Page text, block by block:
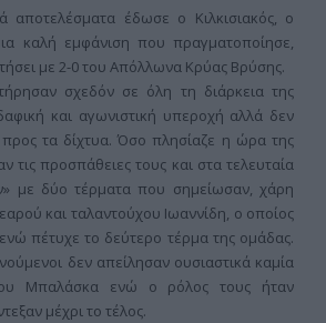
αποτελέσματα έδωσε ο Κιλκισιακός, ο
καλή εμφάνιση που πραγματοποίησε,
με 2-0 του Απόλλωνα Κρύας Βρύσης.
σχεδόν σε όλη τη διάρκεια της
και αγωνιστική υπεροχή αλλά δεν
τα δίχτυα. Όσο πλησίαζε η ώρα της
τις προσπάθειες τους και στα τελευταία
με δύο τέρματα που σημείωσαν, χάρη
και ταλαντούχου Ιωαννίδη, ο οποίος
πέτυχε το δεύτερο τέρμα της ομάδας.
δεν απείλησαν ουσιαστικά καμία
Μπαλάσκα ενώ ο ρόλος τους ήταν
μέχρι το τέλος.